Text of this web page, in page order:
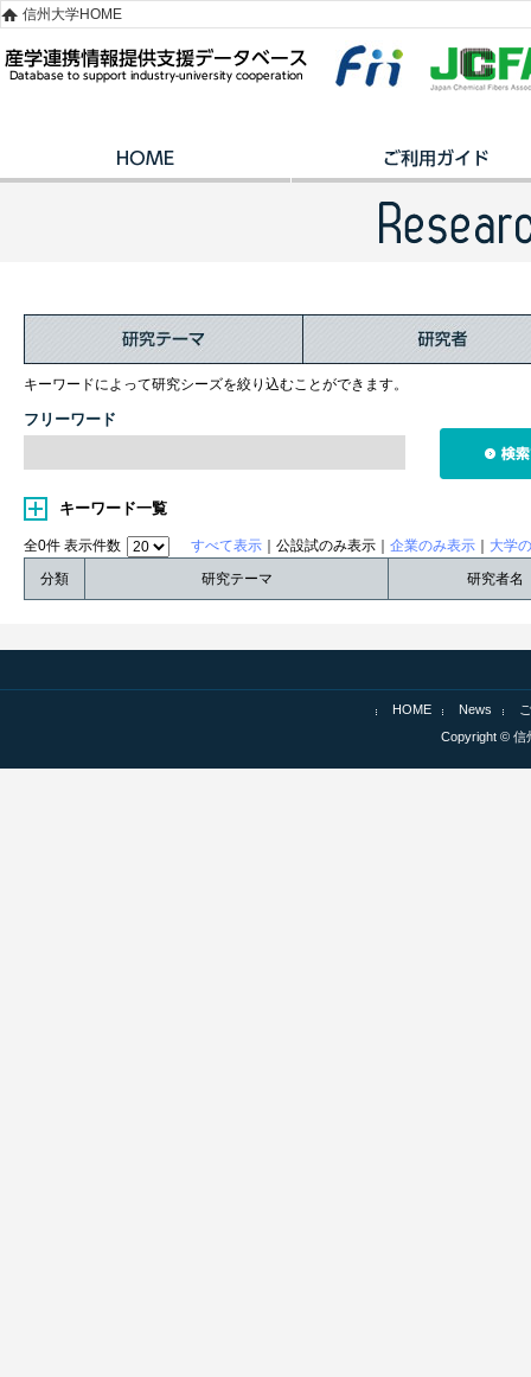
信州大学HOME
キーワードによって研究シーズを絞り込むことができます。
フリーワード
キーワード一覧
全0件 表示件数 すべて表示 ｜公設試のみ表示｜ 企業のみ表示
大学
分類
研究テーマ 研究者名
HOME News
Copyright © 信